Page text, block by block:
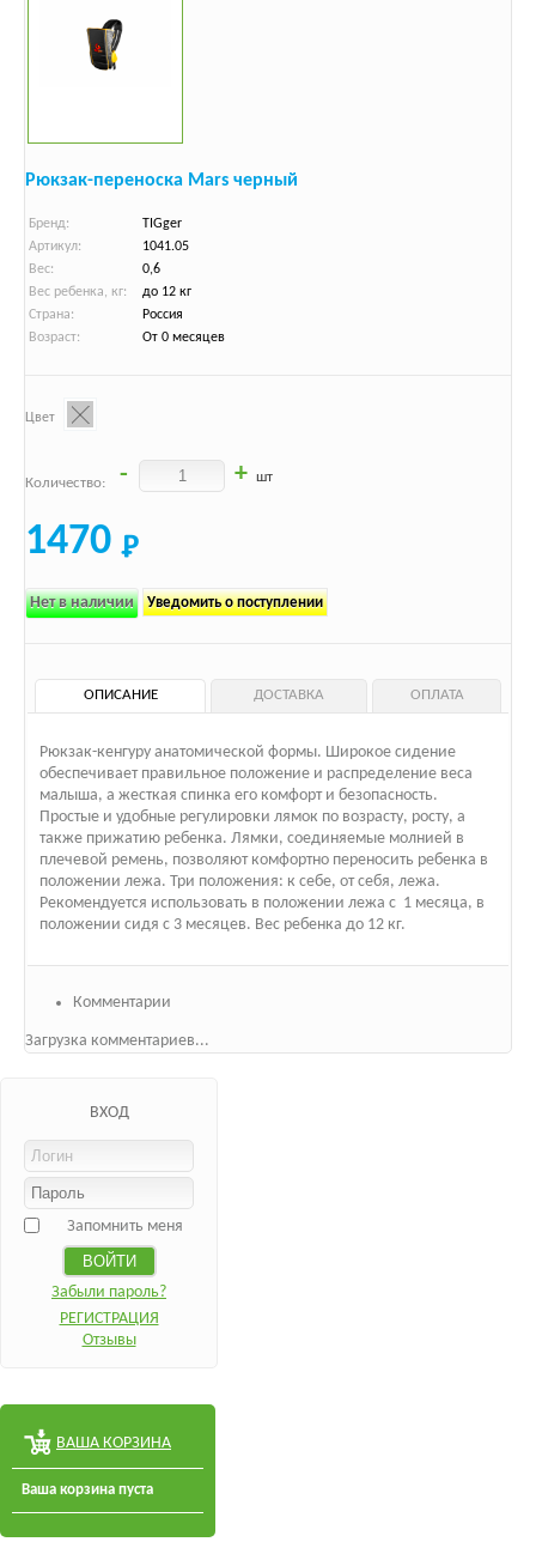
Рюкзак-переноска Mars черный
Бренд:
TIGger
Артикул:
1041.05
Вес:
0,6
Вес ребенка, кг:
до 12 кг
Страна:
Россия
Возраст:
От 0 месяцев
Цвет
Количество: - + шт
1470
Нет в наличии Уведомить о поступлении
ОПИСАНИЕ ДОСТАВКА ОПЛАТА
Рюкзак-кенгуру анатомической формы. Широкое сидение
обеспечивает правильное положение и распределение веса
малыша, а жесткая спинка его комфорт и безопасность.
Простые и удобные регулировки лямок по возрасту, росту, а
также прижатию ребенка. Лямки, соединяемые молнией в
плечевой ремень, позволяют комфортно переносить ребенка в
положении лежа. Три положения: к себе, от себя, лежа.
Рекомендуется использовать в положении лежа с 1 месяца, в
положении сидя с 3 месяцев. Вес ребенка до 12 кг.
Комментарии
Загрузка комментариев...
ВХОД
Запомнить меня
Забыли пароль?
РЕГИСТРАЦИЯ
Отзывы
ВАША КОРЗИНА
Ваша корзина пуста